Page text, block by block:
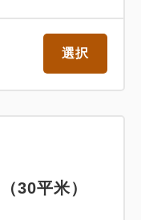
選択
30平米）